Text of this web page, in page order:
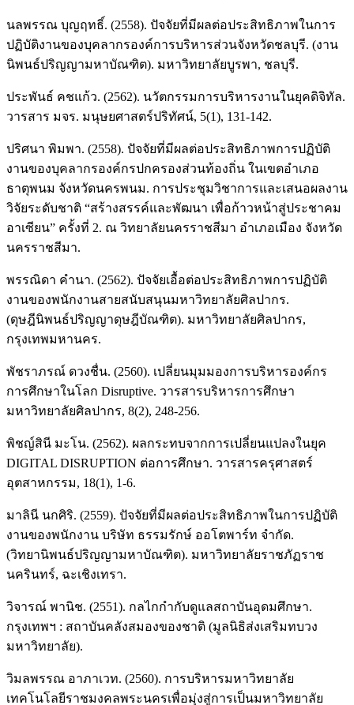
นลพรรณ บุญฤทธิ์. (2558). ปัจจัยที่มีผลต่อประสิทธิภาพในการ
ปฏิบัติงานของบุคลากรองค์การบริหารส่วนจังหวัดชลบุรี. (งาน
นิพนธ์ปริญญามหาบัณฑิต). มหาวิทยาลัยบูรพา, ชลบุรี.
ประพันธ์ คชแก้ว. (2562). นวัตกรรมการบริหารงานในยุคดิจิทัล.
วารสาร มจร. มนุษยศาสตร์ปริทัศน์, 5(1), 131-142.
ปริศนา พิมพา. (2558). ปัจจัยที่มีผลต่อประสิทธิภาพการปฏิบัติ
งานของบุคลากรองค์กรปกครองส่วนท้องถิ่น ในเขตอำเภอ
ธาตุพนม จังหวัดนครพนม. การประชุมวิชาการและเสนอผลงาน
วิจัยระดับชาติ “สร้างสรรค์และพัฒนา เพื่อก้าวหน้าสู่ประชาคม
อาเซียน” ครั้งที่ 2. ณ วิทยาลัยนครราชสีมา อำเภอเมือง จังหวัด
นครราชสีมา.
พรรณิดา คำนา. (2562). ปัจจัยเอื้อต่อประสิทธิภาพการปฏิบัติ
งานของพนักงานสายสนับสนุนมหาวิทยาลัยศิลปากร.
(ดุษฎีนิพนธ์ปริญญาดุษฎีบัณฑิต). มหาวิทยาลัยศิลปากร,
กรุงเทพมหานคร.
พัชราภรณ์ ดวงชื่น. (2560). เปลี่ยนมุมมองการบริหารองค์กร
การศึกษาในโลก Disruptive. วารสารบริหารการศึกษา
มหาวิทยาลัยศิลปากร, 8(2), 248-256.
พิชญ์สินี มะโน. (2562). ผลกระทบจากการเปลี่ยนแปลงในยุค
DIGITAL DISRUPTION ต่อการศึกษา. วารสารครุศาสตร์
อุตสาหกรรม, 18(1), 1-6.
มาลินี นกศิริ. (2559). ปัจจัยที่มีผลต่อประสิทธิภาพในการปฏิบัติ
งานของพนักงาน บริษัท ธรรมรักษ์ ออโตพาร์ท จำกัด.
(วิทยานิพนธ์ปริญญามหาบัณฑิต). มหาวิทยาลัยราชภัฏราช
นครินทร์, ฉะเชิงเทรา.
วิจารณ์ พานิช. (2551). กลไกกำกับดูแลสถาบันอุดมศึกษา.
กรุงเทพฯ : สถาบันคลังสมองของชาติ (มูลนิธิส่งเสริมทบวง
มหาวิทยาลัย).
วิมลพรรณ อาภาเวท. (2560). การบริหารมหาวิทยาลัย
เทคโนโลยีราชมงคลพระนครเพื่อมุ่งสู่การเป็นมหาวิทยาลัย